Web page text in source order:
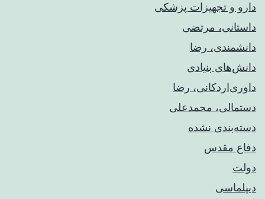
دارو و تجهیزات پزشکی
داستانی، مرتضی
دانشمندی، رضا
دانش‌های بنیادی
داوری‌اردکانی، رضا
دستمالی، محمدعلی
دسته‌بندی نشده
دفاع مقدس
دولت
دیپلماسی